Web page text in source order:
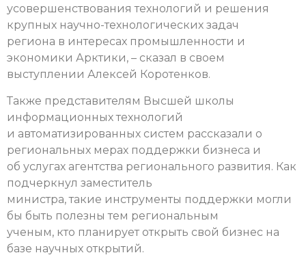
усовершенствования технологий и решения
крупных научно-технологических задач
региона в интересах промышленности и
экономики Арктики, – сказал в своем
выступлении Алексей Коротенков.
Также представителям Высшей школы
информационных технологий
и автоматизированных систем рассказали о
региональных мерах поддержки бизнеса и
об услугах агентства регионального развития. Как
подчеркнул заместитель
министра, такие инструменты поддержки могли
бы быть полезны тем региональным
ученым, кто планирует открыть свой бизнес на
базе научных открытий.